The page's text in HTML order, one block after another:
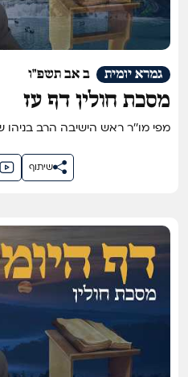
ב אב תשפ"ו גמרא יומית
מסכת חולין דף עז
מפי מו''ר ראש הישיבה הרב בניהו שמואלי שליט''א
שיתוף